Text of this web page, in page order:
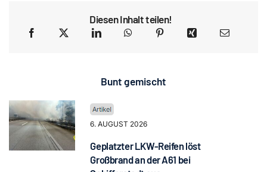
Diesen Inhalt teilen!
Bunt gemischt
6. AUGUST 2026
Geplatzter LKW-Reifen löst
Großbrand an der A61 bei